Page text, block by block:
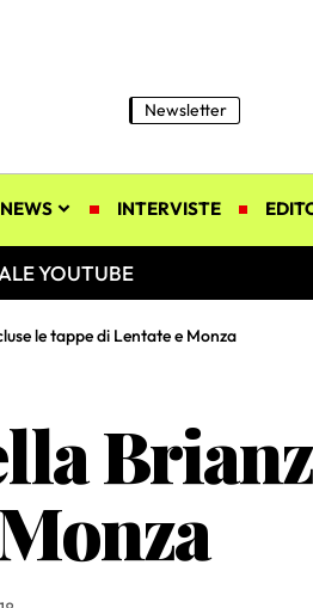
Newsletter
NEWS INTERVISTE
YOUTUBE
le tappe di Lentate e Monza